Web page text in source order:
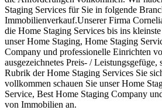
Staging Services für Sie in folgende
Immobilienverkauf.Unserer Firma
die Home Staging Services bis ins
unser Home Staging, Home Staging
Company und professionelle Einrichten
ausgezeichnetes Preis- /
Rubrik der Home Staging Services Sie
vollkommen schauen Sie unser Home
Service, Best Home Staging Company
von Immobilien an.